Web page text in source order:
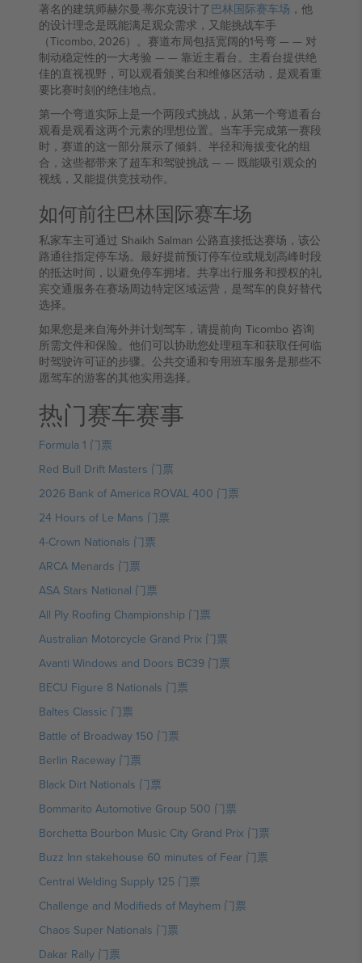
著名的建筑师赫尔曼·蒂尔克设计了巴林国际赛车场 ，他
的设计理念是既能满足观众需求，又能挑战车手
（Ticombo, 2026）。赛道布局包括宽阔的1号弯 — — 对
制动稳定性的一大考验 — — 靠近主看台。主看台提供绝
佳的直视视野，可以观看颁奖台和维修区活动，是观看重
要比赛时刻的绝佳地点。
第一个弯道实际上是一个两段式挑战，从第一个弯道看台
观看是观看这两个元素的理想位置。当车手完成第一赛段
时，赛道的这一部分展示了倾斜、半径和海拔变化的组
合，这些都带来了超车和驾驶挑战 — — 既能吸引观众的
视线，又能提供竞技动作。
如何前往巴林国际赛车场
私家车主可通过 Shaikh Salman 公路直接抵达赛场，该公
路通往指定停车场。最好提前预订停车位或规划高峰时段
的抵达时间，以避免停车拥堵。共享出行服务和授权的礼
宾交通服务在赛场周边特定区域运营，是驾车的良好替代
选择。
如果您是来自海外并计划驾车，请提前向 Ticombo 咨询
所需文件和保险。他们可以协助您处理租车和获取任何临
时驾驶许可证的步骤。公共交通和专用班车服务是那些不
愿驾车的游客的其他实用选择。
热门赛车赛事
Formula 1 门票
Red Bull Drift Masters 门票
2026 Bank of America ROVAL 400 门票
24 Hours of Le Mans 门票
4-Crown Nationals 门票
ARCA Menards 门票
ASA Stars National 门票
All Ply Roofing Championship 门票
Australian Motorcycle Grand Prix 门票
Avanti Windows and Doors BC39 门票
BECU Figure 8 Nationals 门票
Baltes Classic 门票
Battle of Broadway 150 门票
Berlin Raceway 门票
Black Dirt Nationals 门票
Bommarito Automotive Group 500 门票
Borchetta Bourbon Music City Grand Prix 门票
Buzz Inn stakehouse 60 minutes of Fear 门票
Central Welding Supply 125 门票
Challenge and Modifieds of Mayhem 门票
Chaos Super Nationals 门票
Dakar Rally 门票